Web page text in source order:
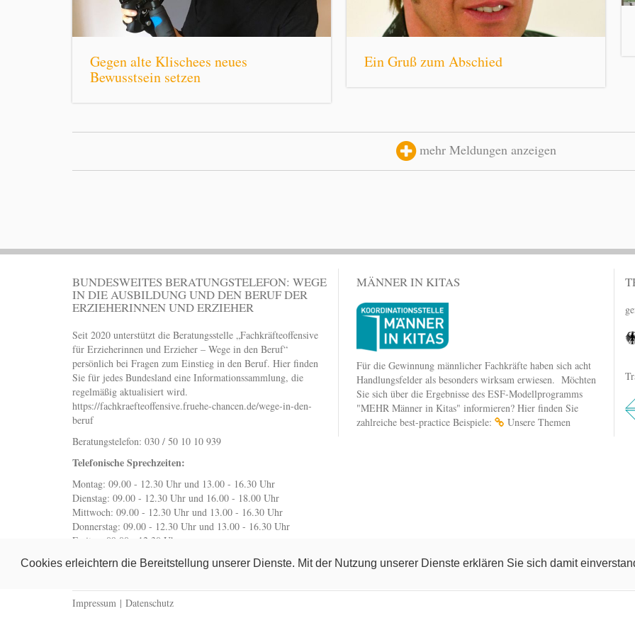
Cookies erleichtern die Bereitstellung unserer Dienste. Mit der Nutzung unserer Dienste erklären Sie sich damit
Gegen alte Klischees neues
Bewusstsein setzen
Ein Gruß zum Abschied
mehr Meldungen anzeigen
BUNDESWEITES BERATUNGSTELEFON: WEGE
IN DIE AUSBILDUNG UND DEN BERUF DER
ERZIEHERINNEN UND ERZIEHER
Seit 2020 unterstützt die Beratungsstelle „Fachkräfteoffensive
für Erzieherinnen und Erzieher – Wege in den Beruf“
persönlich bei Fragen zum Einstieg in den Beruf. Hier finden
Sie für jedes Bundesland eine Informationssammlung, die
regelmäßig aktualisiert wird.
https://fachkraefteoffensive.fruehe-chancen.de/wege-in-den-
beruf
Beratungstelefon: 030 / 50 10 10 939
Telefonische Sprechzeiten:
Montag: 09.00 - 12.30 Uhr und 13.00 - 16.30 Uhr
Dienstag: 09.00 - 12.30 Uhr und 16.00 - 18.00 Uhr
Mittwoch: 09.00 - 12.30 Uhr und 13.00 - 16.30 Uhr
Donnerstag: 09.00 - 12.30 Uhr und 13.00 - 16.30 Uhr
Freitag: 09.00 - 12.30 Uhr
wegeindenberuf@fruehe-chancen.de
MÄNNER IN KITAS
Für die Gewinnung männlicher Fachkräfte haben sich acht
Handlungsfelder als besonders wirksam erwiesen. Möchten
Sie sich über die Ergebnisse des ESF-Modellprogramms
"MEHR Männer in Kitas" informieren? Hier finden Sie
zahlreiche best-practice Beispiele:
Unsere Themen
Impressum | Datenschutz